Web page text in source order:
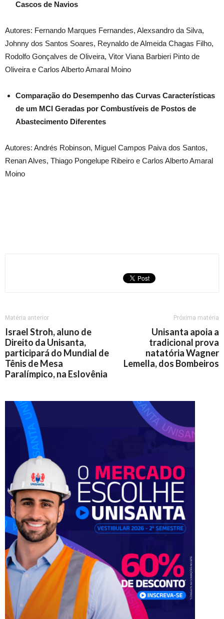
Cascos de Navios
Autores: Fernando Marques Fernandes, Alexsandro da Silva,
Johnny dos Santos Soares, Reynaldo de Almeida Chagas Filho,
Rodolfo Gonçalves de Oliveira, Vitor Viana Barbieri Pinto de
Oliveira e Carlos Alberto Amaral Moino
Comparação do Desempenho das Curvas Características
de um MCI Geradas por Combustíveis de Postos de
Abastecimento Diferentes
Autores: Andrés Robinson, Miguel Campos Paiva dos Santos,
Renan Alves, Thiago Pongelupe Ribeiro e Carlos Alberto Amaral
Moino
Matéria anterior
Israel Stroh, aluno de
Direito da Unisanta,
participará do Mundial de
Tênis de Mesa
Paralímpico, na Eslovênia
Próxima matéria
Unisanta apoia a
tradicional prova
natatória Wagner
Lemella, dos Bombeiros